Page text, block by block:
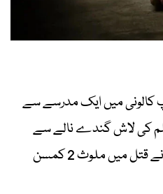
کالونی میں ایک مدرسے سے
سالہ طالبعلم کی لاش گندے نالے سے
برآمد کرلی گئی، جبکہ پولیس نے قتل میں ملوث 2 کمسن